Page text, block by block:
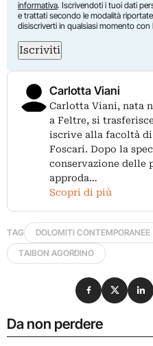
informativa. Iscrivendoti i tuoi dati
e trattati secondo le modalità
disiscriverti in qualsiasi momento
Iscriviti
Carlotta Viani
Carlotta Viani, nata
a Feltre, si
iscrive alla facoltà
Foscari. Dopo la
conservazione delle
approda…
Scopri di più
TAG DOLOMITI CONTEMPORANEE
TAIBON AGORDINO
Da non perdere
Condividi su